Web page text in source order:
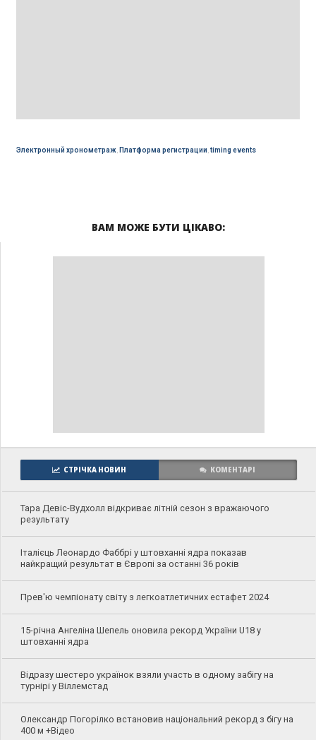
Электронный хронометраж, Платформа регистрации,timing events
ВАМ МОЖЕ БУТИ ЦІКАВО:
СТРІЧКА НОВИН КОМЕНТАРІ
Тара Девіс-Вудхолл відкриває літній сезон з вражаючого
результату
Італієць Леонардо Фаббрі у штовханні ядра показав
найкращий результат в Європі за останні 36 років
Прев'ю чемпіонату світу з легкоатлетичних естафет 2024
15-річна Ангеліна Шепель оновила рекорд України U18 у
штовханні ядра
Відразу шестеро українок взяли участь в одному забігу на
турнірі у Віллемстад
Олександр Погорілко встановив національний рекорд з бігу на
400 м +Відео